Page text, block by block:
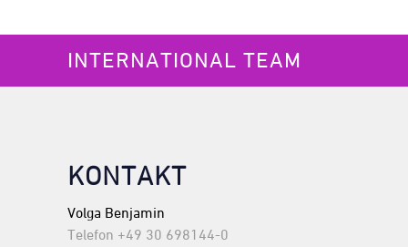
INTERNATIONAL TEAM
KONTAKT
Volga Benjamin
Telefon +49 30 698144-0